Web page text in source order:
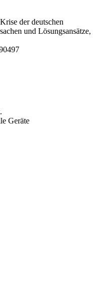
der deutschen
und Lösungsansätze,
Geräte